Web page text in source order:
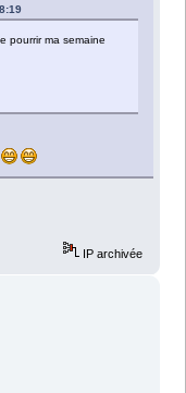
pourrir ma semaine
IP archivée